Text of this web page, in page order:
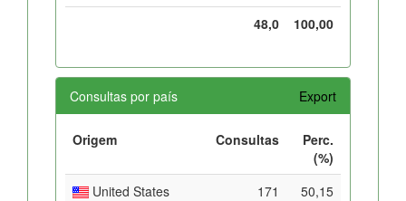
48,0 100,00
Consultas por país Export
Origem Consultas
Perc.
(%)
United States
171
50,15